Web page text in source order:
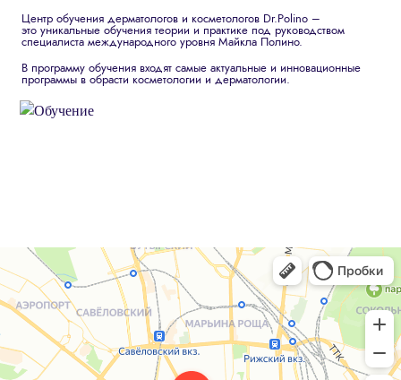
Центр обучения дерматологов и косметологов Dr.Polino –
это уникальные обучения теории и практике под руководством
специалиста международного уровня Майкла Полино.
В программу обучения входят самые актуальные и инновационные
программы в обрасти косметологии и дерматологии.